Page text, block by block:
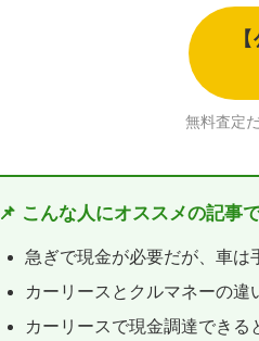
無料査定
📌 こんな人にオススメの記事
急ぎで現金が必要だが、車は
カーリースとクルマネーの違
カーリースで現金調達できる